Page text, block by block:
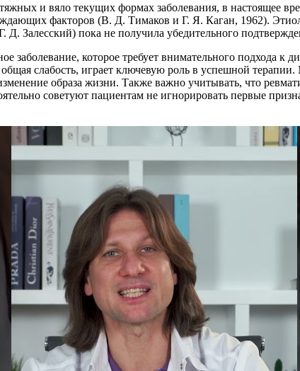
и вяло текущих формах заболевания, в настоящее
факторов (В. Д. Тимаков и Г. Я. Каган, 1962).
Д. Залесский) пока не получила убедительного
заболевание, которое требует внимательного подхода
слабость, играет ключевую роль в успешной
образа жизни. Также важно учитывать, что
советуют пациентам не игнорировать первые